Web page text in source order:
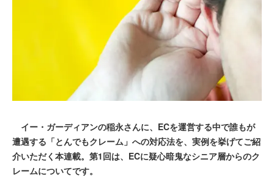
イー・ガーディアンの稲永さんに、ECを運営する中で誰もが
遭遇する「とんでもクレーム」への対応法を、実例を挙げてご紹
介いただく本連載。第1回は、ECに疑心暗鬼なシニア層からのク
レームについてです。